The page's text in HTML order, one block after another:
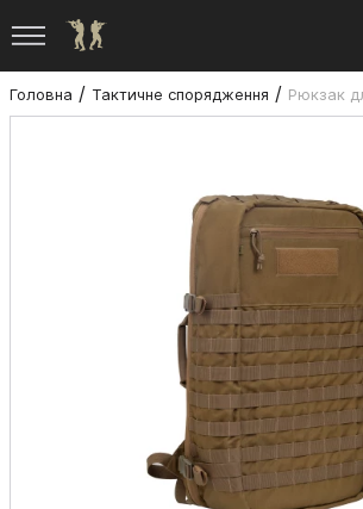
Головна Тактичне спорядження Рюкзак